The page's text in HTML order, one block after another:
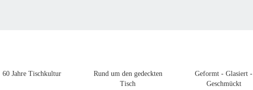
60 Jahre Tischkultur
Rund um den gedeckten
Tisch
Geformt - Glasiert -
Geschmückt